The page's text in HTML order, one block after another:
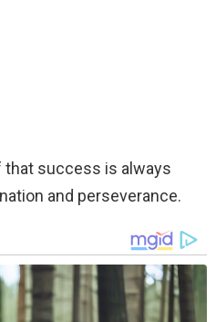
that success is always
and perseverance.